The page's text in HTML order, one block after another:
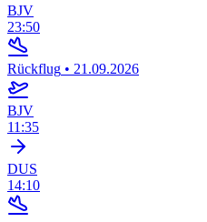
BJV
23:50
Rückflug • 21.09.2026
BJV
11:35
DUS
14:10